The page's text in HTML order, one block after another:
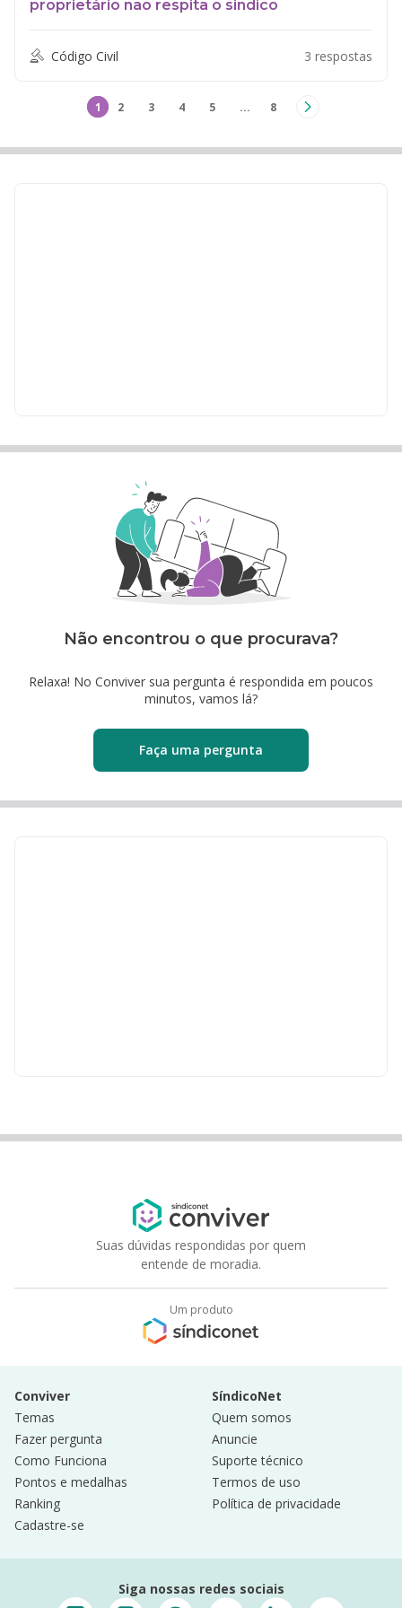
proprietário não respita o sindico
Código Civil 3 respostas
1 2 3 4 5 ... 8
Não encontrou o que procurava?
Relaxa! No Conviver sua pergunta é respondida em poucos
minutos, vamos lá?
Faça uma pergunta
Suas dúvidas respondidas por quem
entende de moradia.
Um produto
Conviver
Temas
Fazer pergunta
Como Funciona
Pontos e medalhas
Ranking
Cadastre-se
SíndicoNet
Quem somos
Anuncie
Suporte técnico
Termos de uso
Política de privacidade
Siga nossas redes sociais